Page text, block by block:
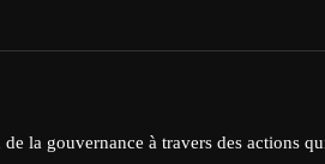
la gouvernance à travers des actions